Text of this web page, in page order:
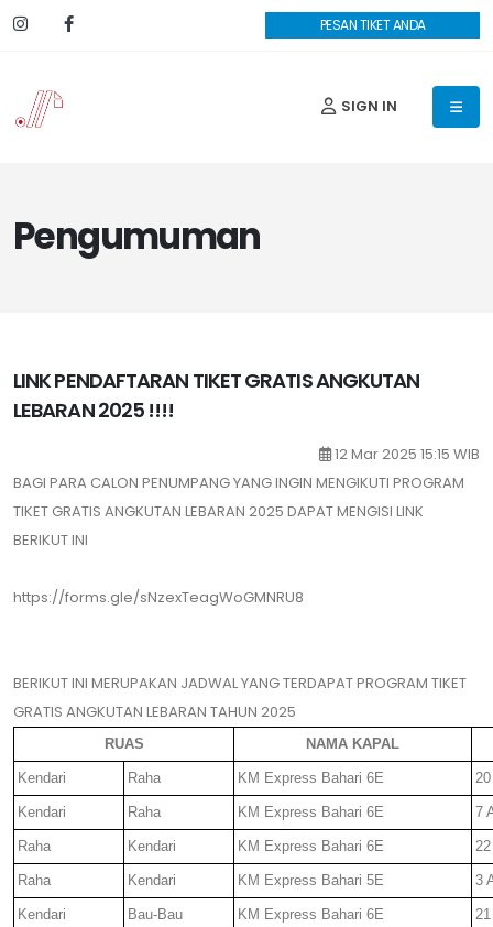
PESAN TIKET ANDA
SIGN IN
Pengumuman
LINK PENDAFTARAN TIKET GRATIS ANGKUTAN
LEBARAN 2025 !!!!
12 Mar 2025 15:15 WIB
BAGI PARA CALON PENUMPANG YANG INGIN MENGIKUTI PROGRAM
TIKET GRATIS ANGKUTAN LEBARAN 2025 DAPAT MENGISI LINK
BERIKUT INI
https://forms.gle/sNzexTeagWoGMNRU8
BERIKUT INI MERUPAKAN JADWAL YANG TERDAPAT PROGRAM TIKET
GRATIS ANGKUTAN LEBARAN TAHUN 2025
RUAS NAMA KAPAL
Kendari Raha KM Express Bahari 6E
Kendari Raha KM Express Bahari 6E 7
Raha Kendari KM Express Bahari 6E
Raha Kendari KM Express Bahari 5E 3
Kendari Bau-Bau KM Express Bahari 6E